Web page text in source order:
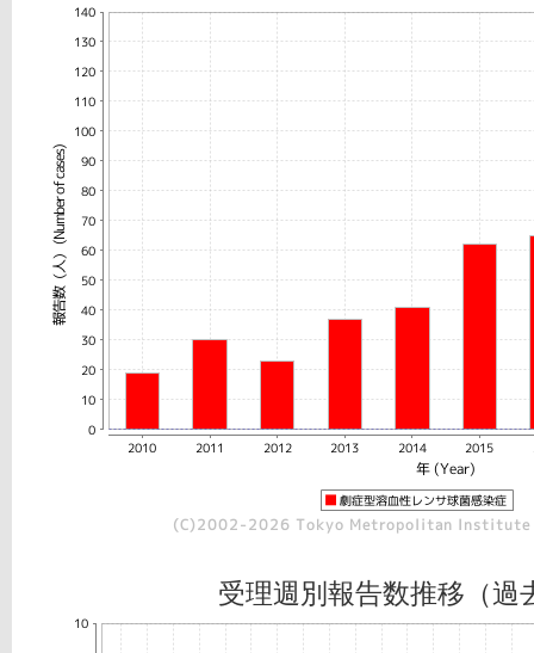
受理週別報告数推移（過